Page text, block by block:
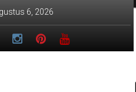
6, 2026